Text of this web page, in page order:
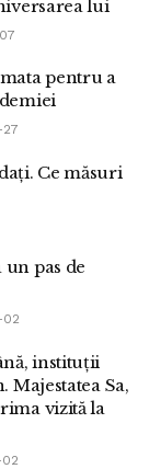
lui
pentru a
Ce măsuri
pas de
instituții
Majestatea Sa,
vizită la